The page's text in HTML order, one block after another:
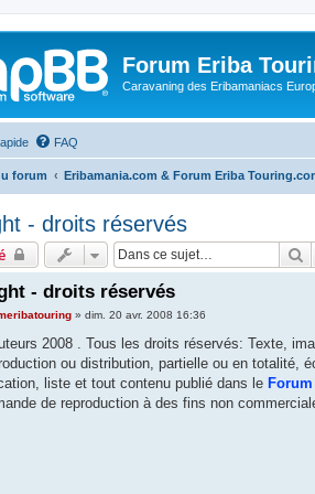
Forum Eriba
Caravaning des Eribamaniacs
FAQ
forum Eribamania.com & Forum Eriba
- droits réservés
- droits réservés
» dim. 20 avr. 2008 16:36
2008 . Tous les droits réservés: Texte,
ou distribution, partielle ou en totalité,
liste et tout contenu publié dans le
de reproduction à des fins non